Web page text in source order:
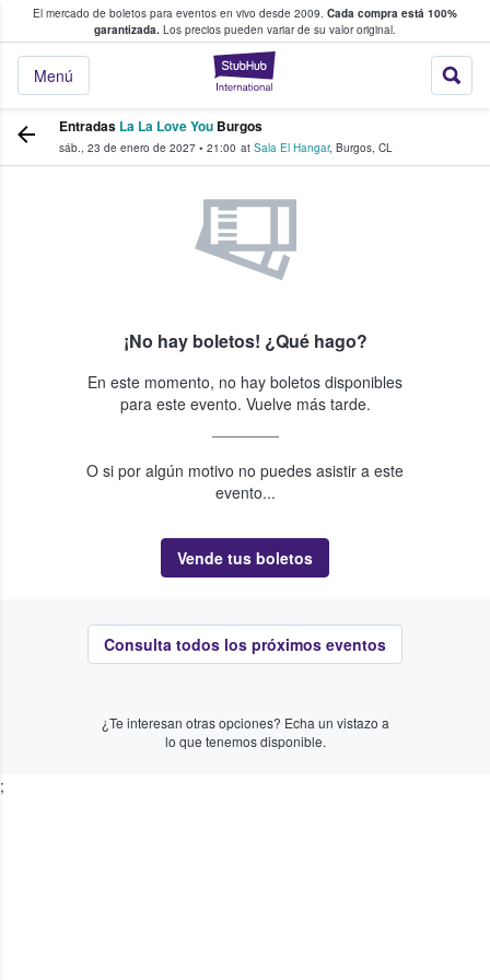
El mercado de boletos para eventos en vivo desde 2009. Cada compra está 100%
garantizada. Los precios pueden variar de su valor original.
StubHub: donde
Menú
fans compran y venden boletos
Entradas La La Love You Burgos
sáb., 23 de enero de 2027 • 21:00 at Sala El Hangar, Burgos, CL
¡No hay boletos! ¿Qué hago?
En este momento, no hay boletos disponibles
para este evento. Vuelve más tarde.
O si por algún motivo no puedes asistir a este
evento...
Vende tus boletos
Consulta todos los próximos eventos
¿Te interesan otras opciones? Echa un vistazo a
lo que tenemos disponible.
;